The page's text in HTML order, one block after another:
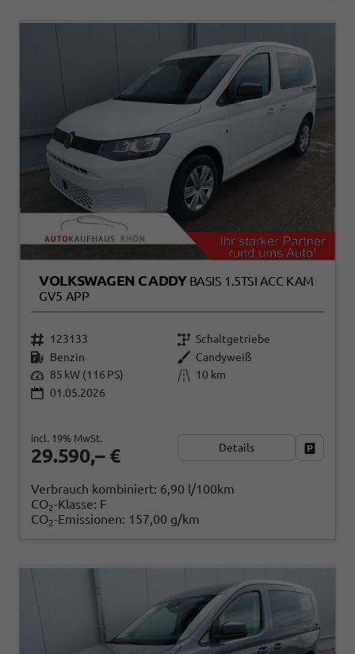
VOLKSWAGEN CADDY BASIS 1.5TSI ACC KAM
GV5 APP
123133
Schaltgetriebe
Benzin
Candyweiß
85 kW (116 PS)
10 km
01.05.2026
29.590,– €
incl. 19% MwSt.
Details
Verbrauch kombiniert: 6,90 l/100km
CO2-Klasse: F
CO2-Emissionen: 157,00 g/km